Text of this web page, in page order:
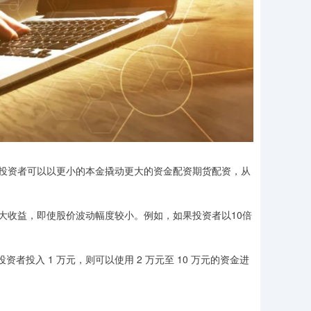
者可以以更小的本金撬动更大的资金配资期货配资，从
益，即使股价波动幅度较小。例如，如果投资者以10倍
者投入 1 万元，则可以使用 2 万元至 10 万元的资金进